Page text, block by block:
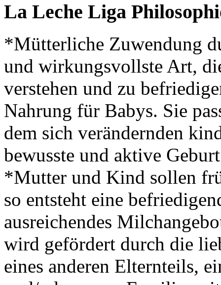
La Leche Liga
*Mütterliche Zuwendung
und wirkungsvollste Art,
verstehen und zu
Nahrung für Babys. Sie
dem sich verändernden
bewusste und aktive
*Mutter und Kind sollen
so entsteht eine
ausreichendes
wird gefördert durch die
eines anderen Elternteils,